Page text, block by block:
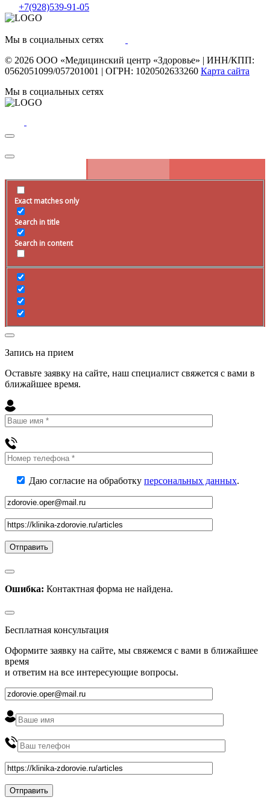
+7(928)539-91-05
Мы в социальных сетях
© 2026 ООО «Медицинский центр «Здоровье» | ИНН/КПП:
0562051099/057201001 | ОГРН: 1020502633260 Карта сайта
Мы в социальных сетях
Exact matches only
Search in title
Search in content
Запись на прием
Оставьте заявку на сайте, наш специалист свяжется с вами в
ближайшее время.
Даю согласие на обработку персональных данных.
Ошибка: Контактная форма не найдена.
Бесплатная консультация
Оформите заявку на сайте, мы свяжемся с вами в ближайшее
время
и ответим на все интересующие вопросы.